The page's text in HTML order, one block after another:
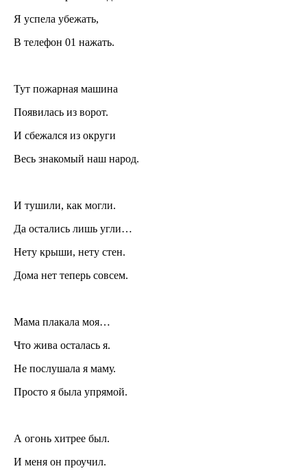
Я успела убежать,
В телефон 01 нажать.
Тут пожарная машина
Появилась из ворот.
И сбежался из округи
Весь знакомый наш народ.
И тушили, как могли.
Да остались лишь угли…
Нету крыши, нету стен.
Дома нет теперь совсем.
Мама плакала моя…
Что жива осталась я.
Не послушала я маму.
Просто я была упрямой.
А огонь хитрее был.
И меня он проучил.